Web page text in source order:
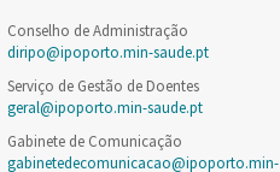
Conselho de Administração
diripo@ipoporto.min-saude.pt
Serviço de Gestão de Doentes
geral@ipoporto.min-saude.pt
Gabinete de Comunicação
gabinetedecomunicacao@ipoporto.min-